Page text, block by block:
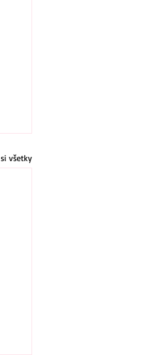
všetky